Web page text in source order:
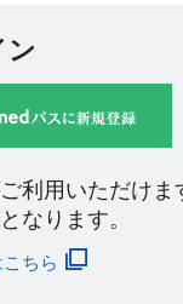
ン
利用いただけま
なります。
ちら